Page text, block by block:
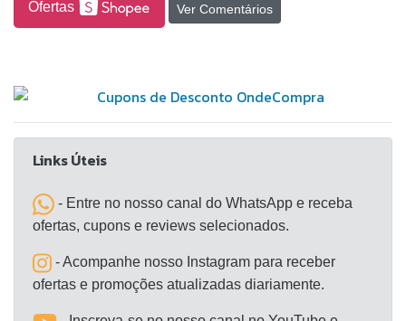
Ofertas Ver Comentários
Links Úteis
- Entre no nosso canal do WhatsApp e receba
ofertas, cupons e reviews selecionados.
- Acompanhe nosso Instagram para receber
ofertas e promoções atualizadas diariamente.